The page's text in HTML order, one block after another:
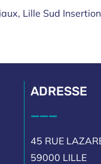
Lille Sud
ADRESSE
___
45 RUE
59000 LILLE